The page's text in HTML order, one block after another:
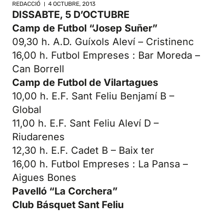
REDACCIÓ 4 OCTUBRE, 2013
DISSABTE, 5 D’OCTUBRE
Camp de Futbol “Josep Suñer”
09,30 h. A.D. Guíxols Aleví – Cristinenc
16,00 h. Futbol Empreses : Bar Moreda –
Can Borrell
Camp de Futbol de Vilartagues
10,00 h. E.F. Sant Feliu Benjamí B –
Global
11,00 h. E.F. Sant Feliu Aleví D –
Riudarenes
12,30 h. E.F. Cadet B – Baix ter
16,00 h. Futbol Empreses : La Pansa –
Aigues Bones
Pavelló “La Corchera”
Club Básquet Sant Feliu